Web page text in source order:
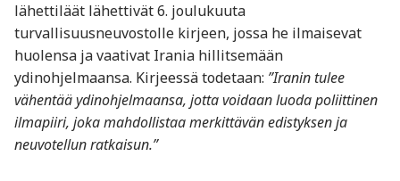
lähettiläät lähettivät 6. joulukuuta
turvallisuusneuvostolle kirjeen, jossa he ilmaisevat
huolensa ja vaativat Irania hillitsemään
ydinohjelmaansa. Kirjeessä todetaan: ”Iranin tulee
vähentää ydinohjelmaansa, jotta voidaan luoda poliittinen
ilmapiiri, joka mahdollistaa merkittävän edistyksen ja
neuvotellun ratkaisun.”